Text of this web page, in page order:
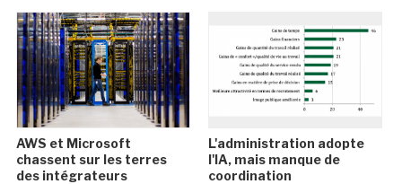
AWS et Microsoft
chassent sur les terres
des intégrateurs
L'administration adopte
l'IA, mais manque de
coordination